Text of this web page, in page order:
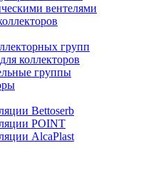
вентелями
групп
коллекторов
группы
Bettoserb
POINT
AlcaPlast